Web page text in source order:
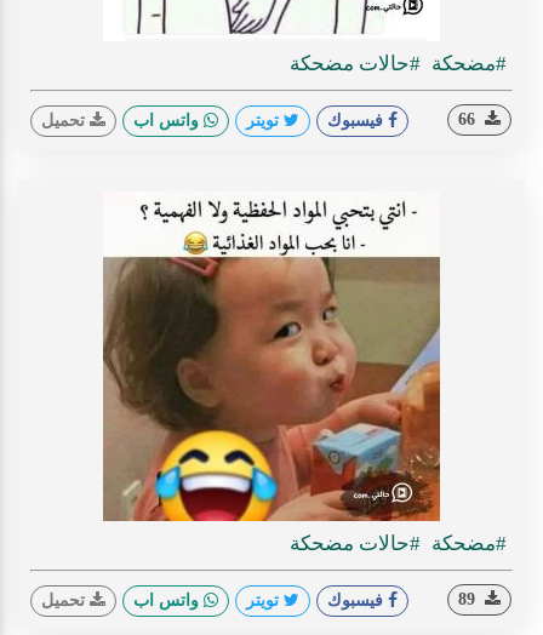
#مضحكة #حالات مضحكة
فيسبوك تويتر واتس اب تحميل
#مضحكة #حالات مضحكة
فيسبوك تويتر واتس اب تحميل